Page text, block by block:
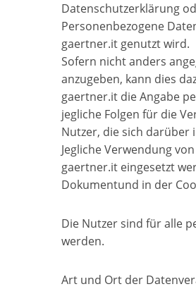
Datenschutzerklärung
Personenbezogene
gaertner.it genutzt wird.
Sofern nicht anders
anzugeben, kann dies
gaertner.it die Angabe
jegliche Folgen für die
Nutzer, die sich darüber
Jegliche Verwendung
gaertner.it eingesetzt
Dokumentund in der
Die Nutzer sind für alle
werden.
Art und Ort der